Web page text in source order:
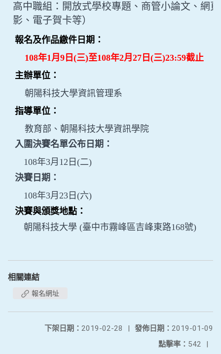
高中職組：開放式學校專題、商管小論文、網
影、電子賀卡等）
報名及作品繳件日期：
108年1月9日(三)至108年2月27日(三)23:59截止
主辦單位：
朝陽科技大學資訊管理系
指導單位：
教育部、朝陽科技大學資訊學院
入圍決賽名單公布日期：
108年3月12日(二)
決賽日期：
108年3月23日(六)
決賽與頒獎地點：
朝陽科技大學 (臺中市霧峰區吉峰東路168號)
相關連結
報名網址
發佈日期： 2019-01-09
下架日期： 2019-02-28
|
點擊率： 542 |